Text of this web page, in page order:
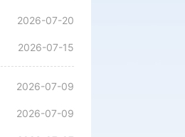
2026-07-20
2026-07-15
2026-07-09
2026-07-09